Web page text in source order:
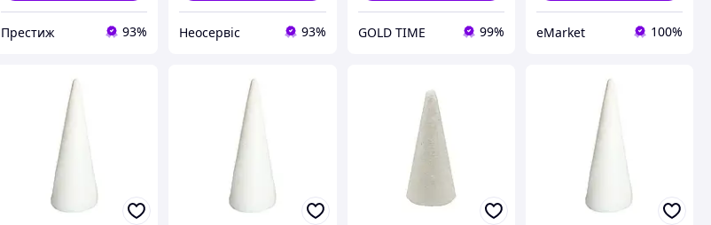
Престиж 93% Неосервіс 93% GOLD TIME 99% eMarket 100%